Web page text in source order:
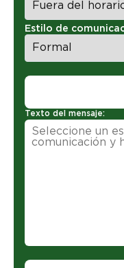
Estilo de
Texto del mensaje: